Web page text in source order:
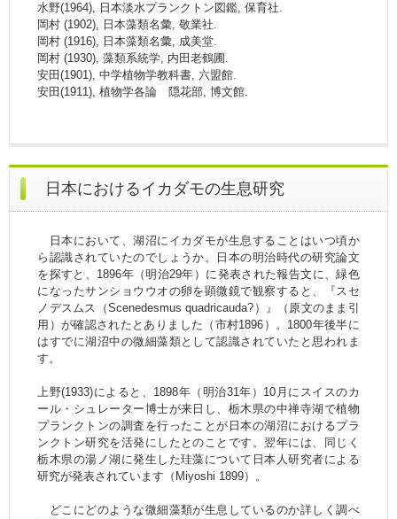
水野(1964), 日本淡水プランクトン図鑑, 保育社.
岡村 (1902), 日本藻類名彙, 敬業社.
岡村 (1916), 日本藻類名彙, 成美堂.
岡村 (1930), 藻類系統学, 内田老鶴圃.
安田(1901), 中学植物学教科書, 六盟館.
安田(1911), 植物学各論 隠花部, 博文館.
日本におけるイカダモの生息研究
日本において、湖沼にイカダモが生息することはいつ頃か
ら認識されていたのでしょうか。日本の明治時代の研究論文
を探すと、1896年（明治29年）に発表された報告文に、緑色
になったサンショウウオの卵を顕微鏡で観察すると、『スセ
ノデスムス（Scenedesmus quadricauda?）』（原文のまま引
用）が確認されたとありました（市村1896）。1800年後半に
はすでに湖沼中の微細藻類として認識されていたと思われま
す。
上野(1933)によると、1898年（明治31年）10月にスイスのカ
ール・シュレーター博士が来日し、栃木県の中禅寺湖で植物
プランクトンの調査を行ったことが日本の湖沼におけるプラ
ンクトン研究を活発にしたとのことです。翌年には、同じく
栃木県の湯ノ湖に発生した珪藻について日本人研究者による
研究が発表されています（Miyoshi 1899）。
どこにどのような微細藻類が生息しているのか詳しく調べ